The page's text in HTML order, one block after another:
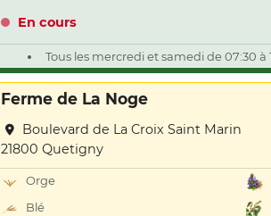
En cours
Tous les mercredi et samedi de 07:30 à
Ferme de La Noge
Boulevard de La Croix Saint Marin
21800 Quetigny
Orge
Blé